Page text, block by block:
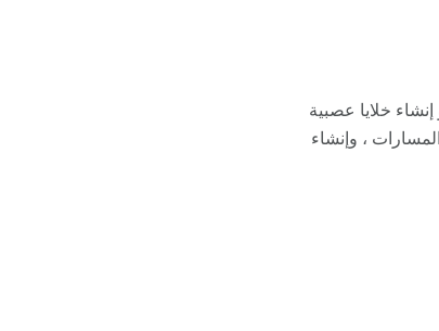
إنشاء خلايا عصبية
، وإنشاء